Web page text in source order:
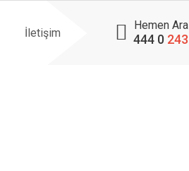
İletişim
Hemen Ara
444 0 243